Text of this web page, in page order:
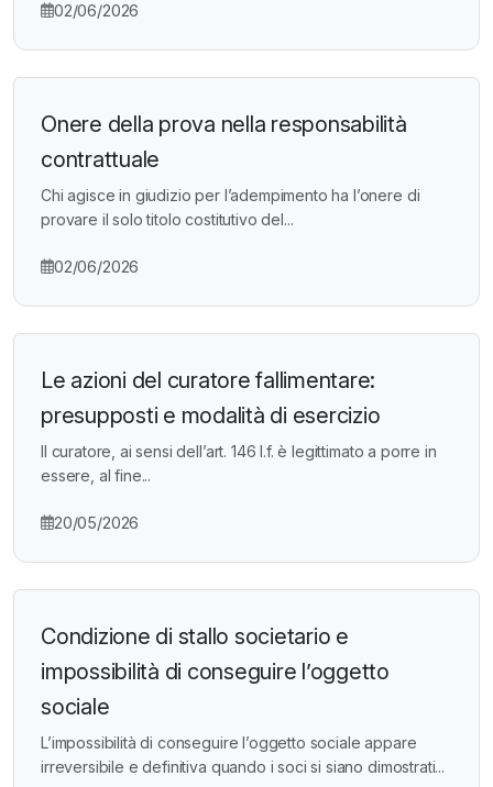
02/06/2026
Onere della prova nella responsabilità
contrattuale
Chi agisce in giudizio per l’adempimento ha l’onere di
provare il solo titolo costitutivo del...
02/06/2026
Le azioni del curatore fallimentare:
presupposti e modalità di esercizio
Il curatore, ai sensi dell’art. 146 l.f. è legittimato a porre in
essere, al fine...
20/05/2026
Condizione di stallo societario e
impossibilità di conseguire l’oggetto
sociale
L’impossibilità di conseguire l’oggetto sociale appare
irreversibile e definitiva quando i soci si siano dimostrati...